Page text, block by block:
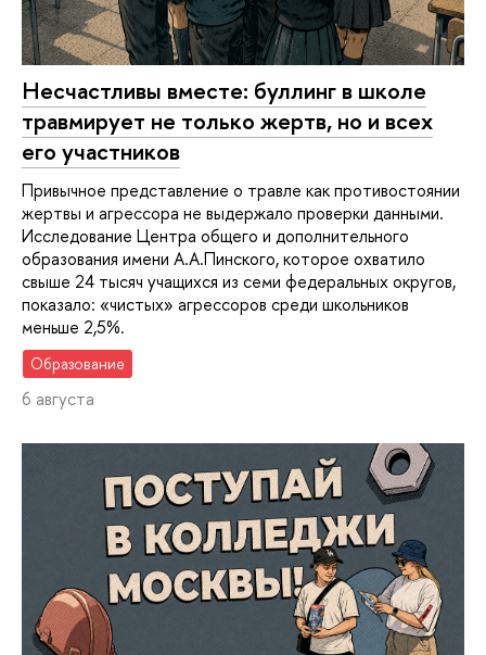
Несчастливы вместе: буллинг в школе
травмирует не только жертв, но и всех
его участников
Привычное представление о травле как противостоянии
жертвы и агрессора не выдержало проверки данными.
Исследование Центра общего и дополнительного
образования имени А.А.Пинского, которое охватило
свыше 24 тысяч учащихся из семи федеральных округов,
показало: «чистых» агрессоров среди школьников
меньше 2,5%.
Образование
6 августа